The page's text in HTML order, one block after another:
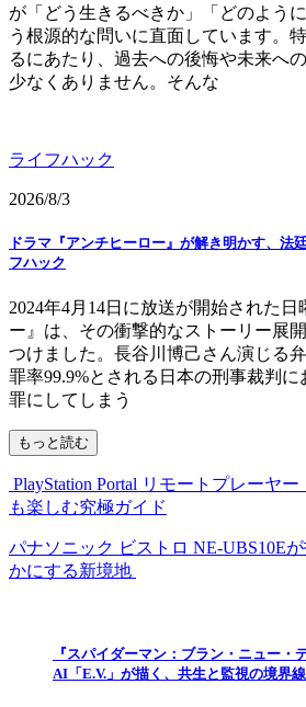
が「どう生きるべきか」「どのよう
う根源的な問いに直面しています。
るにあたり、過去への後悔や未来へ
少なくありません。そんな
ライフハック
2026/8/3
ドラマ『アンチヒーロー』が解き明かす、法
フハック
2024年4月14日に放送が開始された
ー』は、その衝撃的なストーリー展
つけました。長谷川博己さん演じる
罪率99.9%とされる日本の刑事裁判
罪にしてしまう
もっと読む
PlayStation Portal リモートプレーヤ
も楽しむ究極ガイド
パナソニック ビストロ NE-UBS10E
かにする新境地
『スパイダーマン：ブラン・ニュー・
AI「E.V.」が描く、共生と監視の境界線